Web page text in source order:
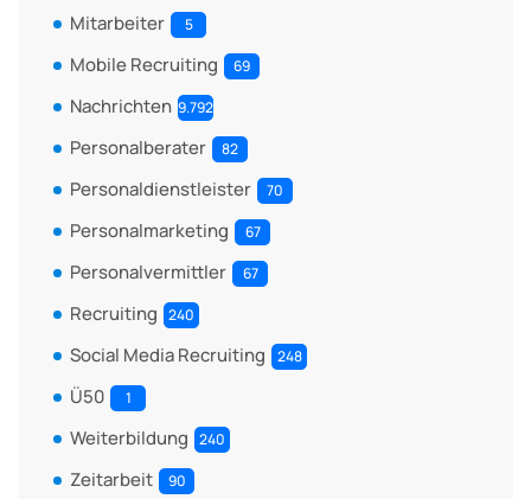
Mitarbeiter 5
Mobile Recruiting 69
Nachrichten 9.792
Personalberater 82
Personaldienstleister 70
Personalmarketing 67
Personalvermittler 67
Recruiting 240
Social Media Recruiting 248
Ü50 1
Weiterbildung 240
Zeitarbeit 90